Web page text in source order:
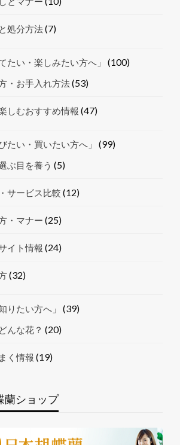
処分方法(7)
たい・楽しみたい方へ」 (100)
・お手入れ方法(53)
しむおすすめ情報 (47)
たい・買いたい方へ」 (99)
ぶ目を養う (5)
サービス比較 (12)
・マナー (25)
イト情報 (24)
(32)
りたい方へ」 (39)
んな花？ (20)
く情報 (19)
蘭ショップ